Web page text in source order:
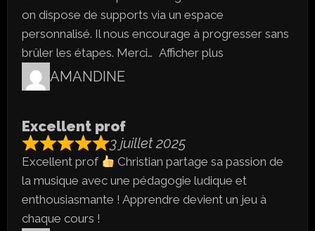
on dispose de supports via un espace
personnalisé. Il nous encourage à progresser sans
brûler les étapes. Merci
Afficher plus
AMANDINE
Excellent prof
3 juillet 2025
Excellent prof
Christian partage sa passion de
la musique avec une pédagogie ludique et
enthousiasmante ! Apprendre devient un jeu à
chaque cours !